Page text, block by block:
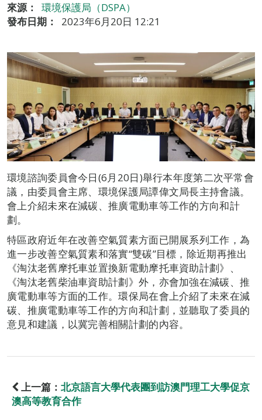
來源：
環境保護局（DSPA）
發布日期：
2023年6月20日 12:21
環境諮詢委員會今日(6月20日)舉行本年度第二次平常會
議，由委員會主席、環境保護局譚偉文局長主持會議。
會上介紹未來在減碳、推廣電動車等工作的方向和計
劃。
特區政府近年在改善空氣質素方面已開展系列工作，為
進一步改善空氣質素和落實“雙碳”目標，除近期再推出
《淘汰老舊摩托車並置換新電動摩托車資助計劃》、
《淘汰老舊柴油車資助計劃》外，亦會加強在減碳、推
廣電動車等方面的工作。環保局在會上介紹了未來在減
碳、推廣電動車等工作的方向和計劃，並聽取了委員的
意見和建議，以冀完善相關計劃的內容。
上一篇： 北京語言大學代表團到訪澳門理工大學促京
澳高等教育合作